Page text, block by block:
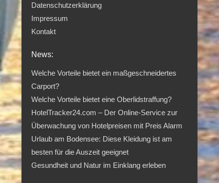
Datenschutzerklärung
Impressum
Kontakt
News:
Welche Vorteile bietet ein maßgeschneidertes
Carport?
Welche Vorteile bietet eine Oberlidstraffung?
HotelTracker24.com – Der Online-Service zur
Überwachung von Hotelpreisen mit Preis Alarm
Urlaub am Bodensee: Diese Kleidung ist am
besten für die Auszeit geeignet
Gesundheit und Natur im Einklang erleben